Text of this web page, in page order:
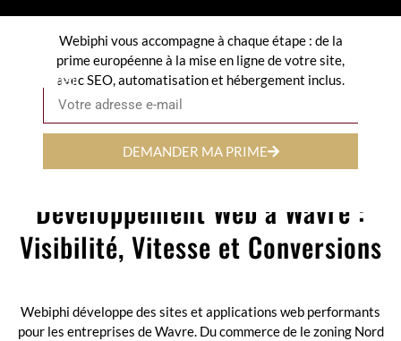
Développement Web à Wavre :
Visibilité, Vitesse et Conversions
Webiphi est une agence digitale à Bruxelles, spécialisée dans le
développement web sur-mesure, la création de sites performants et
Webiphi développe des sites et applications web performants
pour les entreprises de Wavre. Du commerce de le zoning Nord
Webiphi vous accompagne à chaque étape : de la
prime européenne à la mise en ligne de votre site,
avec SEO, automatisation et hébergement inclus.
Email
DEMANDER MA PRIME